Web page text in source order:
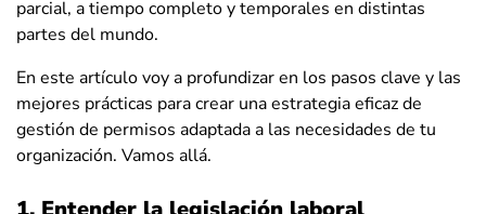
parcial, a tiempo completo y temporales en distintas
partes del mundo.
En este artículo voy a profundizar en los pasos clave y las
mejores prácticas para crear una estrategia eficaz de
gestión de permisos adaptada a las necesidades de tu
organización. Vamos allá.